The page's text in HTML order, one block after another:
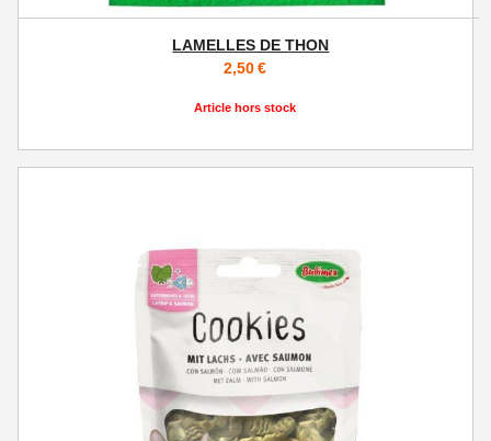
LAMELLES DE THON
2,50€
Article hors stock